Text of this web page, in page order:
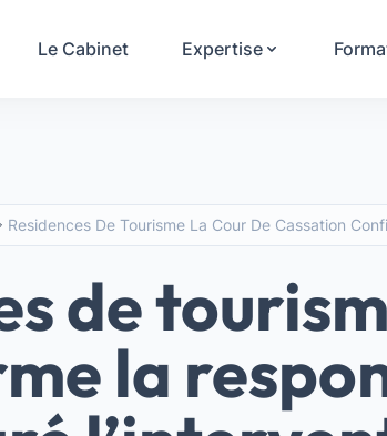
Le Cabinet Expertise
Residences De Tourisme La Cour De Cassation
de
la